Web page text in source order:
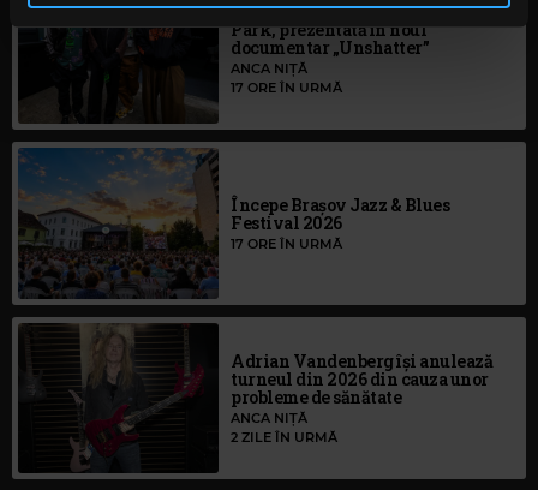
continuați să utilizați website-ul nostru, sunteți de acord
cu utilizarea modulelor noastre cookie.
Povestea revenirii trupei Linkin
Park, prezentată în noul
documentar „Unshatter”
ANCA NIȚĂ
17 ORE ÎN URMĂ
Începe Brașov Jazz & Blues
Festival 2026
17 ORE ÎN URMĂ
Adrian Vandenberg își anulează
turneul din 2026 din cauza unor
probleme de sănătate
ANCA NIȚĂ
2 ZILE ÎN URMĂ